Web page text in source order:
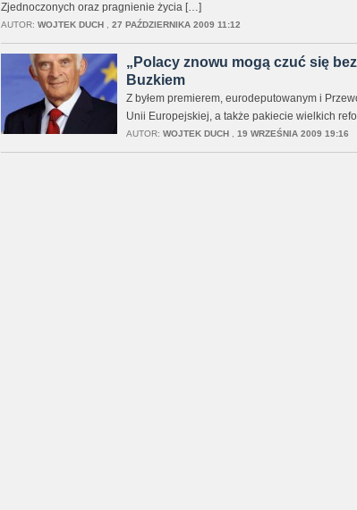
Zjednoczonych oraz pragnienie życia […]
AUTOR: WOJTEK DUCH, 27 PAŹDZIERNIKA 2009 11:12
„Polacy znowu mogą czuć się
Buzkiem
Z byłem premierem, eurodeputowanym i
Unii Europejskiej, a także pakiecie wielkich
AUTOR: WOJTEK DUCH, 19 WRZEŚNIA 2009 19:16